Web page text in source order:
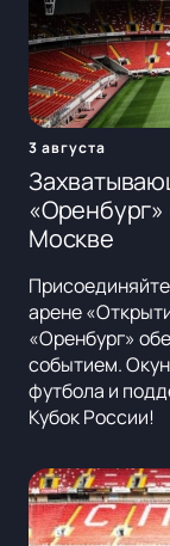
3 августа
«Оренбург»
Москве
арене
«Оренбург»
событием.
футбола и
Кубок России!